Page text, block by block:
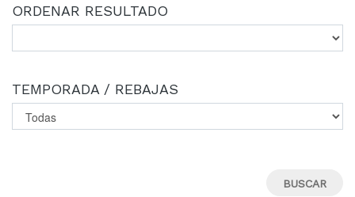
ORDENAR RESULTADO
TEMPORADA / REBAJAS